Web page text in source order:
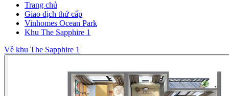
Trang chủ
Giao dịch thứ cấp
Vinhomes Ocean Park
Khu The Sapphire 1
Về khu The Sapphire 1